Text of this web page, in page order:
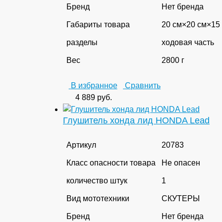
Бренд Нет бренда
Габариты товара 20 см×20 см×15
разделы ходовая часть
Вес 2800 г
В избранное
Сравнить
4 889 руб.
Глушитель хонда лид HONDA Lead
Артикул 20783
Класс опасности товара Не опасен
количество штук 1
Вид мототехники СКУТЕРЫ
Бренд Нет бренда